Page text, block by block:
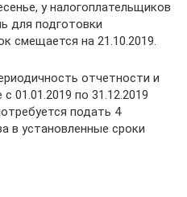
у налогоплательщиков
для подготовки
смещается на 21.10.2019.
отчетности и
01.01.2019 по 31.12.2019
подать 4
в установленные сроки